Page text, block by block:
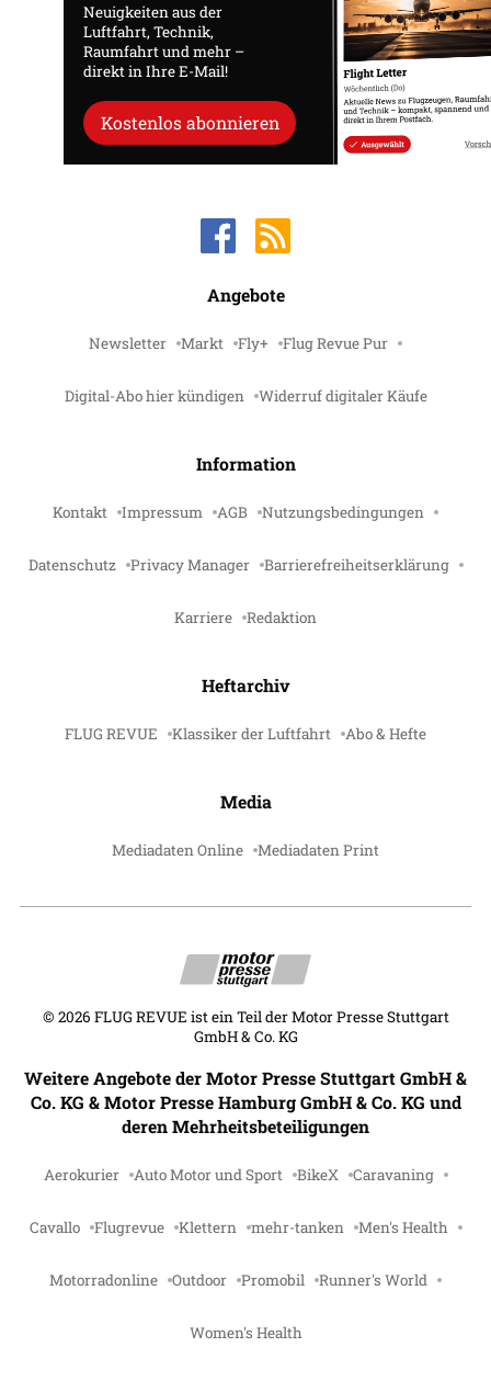
Neuigkeiten aus der
Luftfahrt, Technik,
Raumfahrt und mehr –
direkt in Ihre E-Mail!
Kostenlos abonnieren
Angebote
Newsletter Markt Fly+ Flug Revue Pur
Digital-Abo hier kündigen Widerruf digitaler Käufe
Information
Kontakt Impressum AGB Nutzungsbedingungen
Datenschutz Privacy Manager Barrierefreiheitserklärung
Karriere Redaktion
Heftarchiv
FLUG REVUE Klassiker der Luftfahrt Abo & Hefte
Media
Mediadaten Online Mediadaten Print
© 2026 FLUG REVUE ist ein Teil der Motor Presse Stuttgart
GmbH & Co. KG
Weitere Angebote der Motor Presse Stuttgart GmbH &
Co. KG & Motor Presse Hamburg GmbH & Co. KG und
deren Mehrheitsbeteiligungen
Aerokurier Auto Motor und Sport BikeX Caravaning
Cavallo Flugrevue Klettern mehr-tanken Men's Health
Motorradonline Outdoor Promobil Runner's World
Women's Health